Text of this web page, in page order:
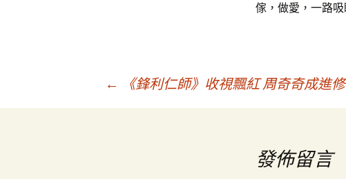
傢，做愛，一路
← 《鋒利仁師》收視飄紅 周奇奇成進
發佈留言